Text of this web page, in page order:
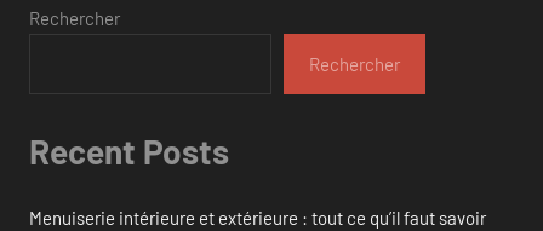
Rechercher
Rechercher
Recent Posts
Menuiserie intérieure et extérieure : tout ce qu’il faut savoir